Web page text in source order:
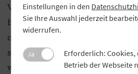
Verbreitung von KI werden viele
hinterfragt und mittel- bis
obsolet. Vom KI-Boom
sind Branchen, die wir als „soft
weil sie meist
Einstellungen in den
Sie Ihre Auswahl jederzeit
widerrufen.
Ja
Erforderlich: Cookies,
Betrieb der Webseite